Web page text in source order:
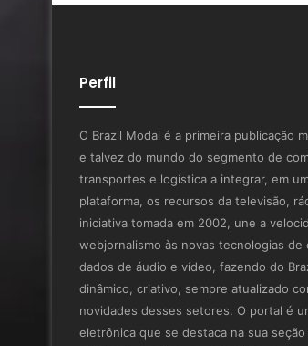
Perfil
O Brazil Modal é a primeira publicação
e talvez do mundo do segmento de
transportes e logística a integrar, em
plataforma, os recursos da televisão,
iniciativa tomada em 2002, une a
webjornalismo às novas tecnologias de
dados de áudio e vídeo, fazendo do
dinâmico, criativo, sempre atualizado
novidades desses setores. O portal é
eletrônica que se destaca na sua seção